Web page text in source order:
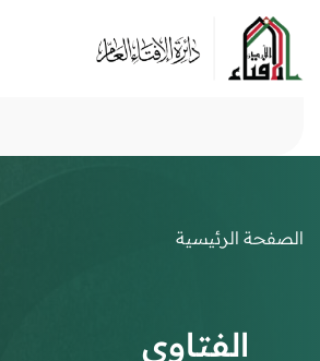
الصفحة الرئيسية
الفتاوى